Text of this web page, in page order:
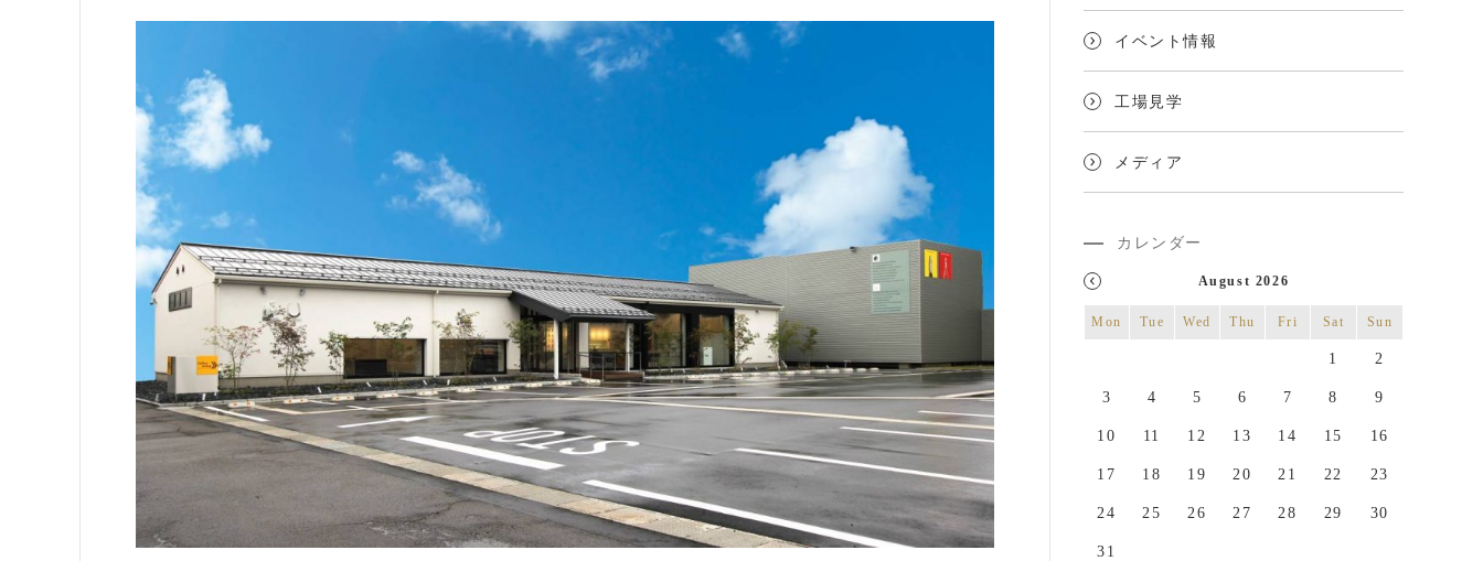
店舗情報
オリジナルグッズ
オンラインショップ
イベント情報
工場見学
メディア
カレンダー
August 2026
Mon Tue Wed Thu Fri Sat Sun
1 2
3 4 5 6 7 8 9
10 11 12 13 14 15 16
17 18 19 20 21 22 23
24 25 26 27 28 29 30
31